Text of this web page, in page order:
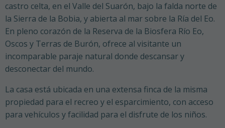
castro celta, en el Valle del Suarón, bajo la falda norte de
la Sierra de la Bobia, y abierta al mar sobre la Ría del Eo.
En pleno corazón de la Reserva de la Biosfera Río Eo,
Oscos y Terras de Burón, ofrece al visitante un
incomparable paraje natural donde descansar y
desconectar del mundo.
La casa está ubicada en una extensa finca de la misma
propiedad para el recreo y el esparcimiento, con acceso
para vehículos y facilidad para el disfrute de los niños.